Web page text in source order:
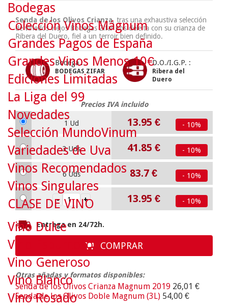
Senda de los Olivos Crianza, tras una exhaustiva selección
de viñedos viejos Bodegas Zifar nos deleita con su crianza de
Ribera del Duero, fiel a un terroir bien definido.
Bodega :
BODEGAS ZIFAR
D.O./I.G.P. :
Ribera del
Duero
Precios IVA incluido
1 Ud 13.95 € - 10%
3 Uds 41.85 € - 10%
6 Uds 83.7 € - 10%
13.95 € - 10%
Entrega en 24/72h.
COMPRAR
Otras añadas y formatos disponibles:
Senda de los Olivos Crianza Magnum 2019 26,01 €
Senda de los Olivos Doble Magnum (3L) 54,00 €
Bodegas
Colección Vinos Mágnum
Grandes Pagos de España
Grandes Vinos Menos 10€
Ediciones Limitadas
La Liga del 99
Novedades
Selección MundoVinum
Variedades de Uva
Vinos Recomendados
Vinos Singulares
CLASE DE VINO
Vino Dulce
Vino Espumoso
Vino Generoso
Vino Blanco
Vino Rosado